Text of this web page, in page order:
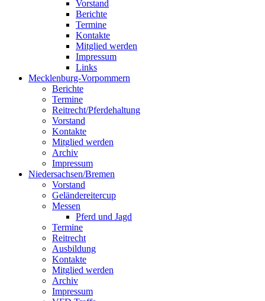
Vorstand
Berichte
Termine
Kontakte
Mitglied werden
Impressum
Links
Mecklenburg-Vorpommern
Berichte
Termine
Reitrecht/Pferdehaltung
Vorstand
Kontakte
Mitglied werden
Archiv
Impressum
Niedersachsen/Bremen
Vorstand
Geländereitercup
Messen
Pferd und Jagd
Termine
Reitrecht
Ausbildung
Kontakte
Mitglied werden
Archiv
Impressum